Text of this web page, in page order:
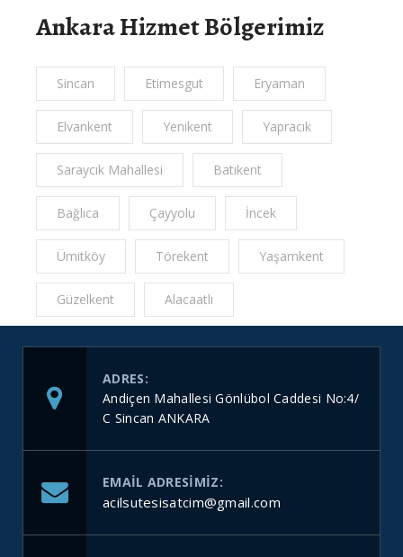
Ankara Hizmet Bölgerimiz
Sincan Etimesgut Eryaman
Elvankent Yenikent Yapracık
Saraycık Mahallesi Batıkent
Bağlıca Çayyolu İncek
Ümitköy Törekent Yaşamkent
Güzelkent Alacaatlı
ADRES:
Andiçen Mahallesi Gönlübol Caddesi No:4/
C Sincan ANKARA
EMAIL ADRESIMIZ:
acilsutesisatcim@gmail.com